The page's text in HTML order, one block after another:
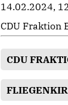
14.02.2024,
CDU Fraktion
CDU